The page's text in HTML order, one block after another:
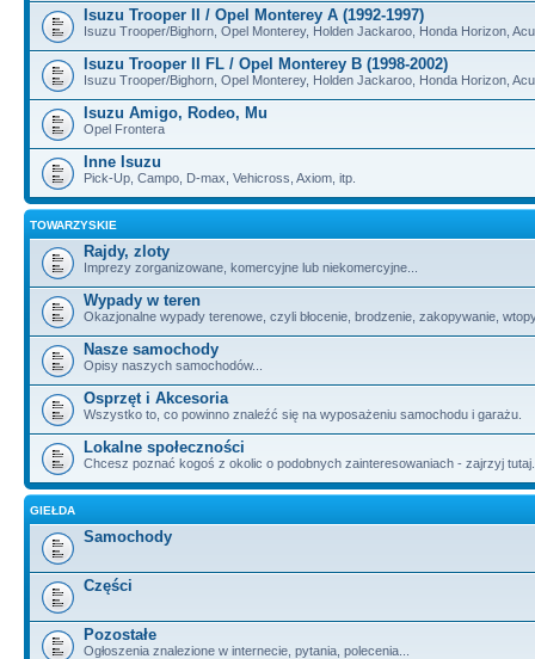
Isuzu Trooper II / Opel Monterey A (1992-1997)
Isuzu Trooper/Bighorn, Opel Monterey, Holden Jackaroo, Honda Horizon,
Isuzu Trooper II FL / Opel Monterey B (1998-2002)
Isuzu Trooper/Bighorn, Opel Monterey, Holden Jackaroo, Honda Horizon,
Isuzu Amigo, Rodeo, Mu
Opel Frontera
Inne Isuzu
Pick-Up, Campo, D-max, Vehicross, Axiom, itp.
TOWARZYSKIE
Rajdy, zloty
Imprezy zorganizowane, komercyjne lub niekomercyjne...
Wypady w teren
Okazjonalne wypady terenowe, czyli błocenie, brodzenie, zakopywanie,
Nasze samochody
Opisy naszych samochodów...
Osprzęt i Akcesoria
Wszystko to, co powinno znaleźć się na wyposażeniu samochodu i garażu.
Lokalne społeczności
Chcesz poznać kogoś z okolic o podobnych zainteresowaniach - zajrzyj
GIEŁDA
Samochody
Części
Pozostałe
Ogłoszenia znalezione w internecie, pytania, polecenia...